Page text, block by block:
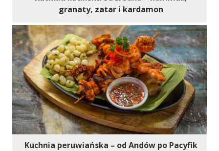
granaty, zatar i kardamon
Kuchnia peruwiańska – od Andów po Pacyfik